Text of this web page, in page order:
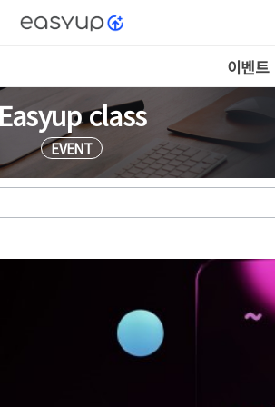
이벤트
EVENT